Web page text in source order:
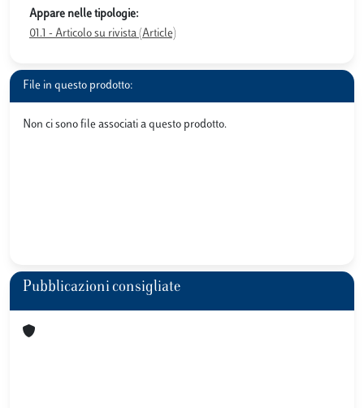
Appare nelle tipologie:
01.1 - Articolo su rivista (Article)
File in questo prodotto:
Non ci sono file associati a questo prodotto.
Pubblicazioni consigliate